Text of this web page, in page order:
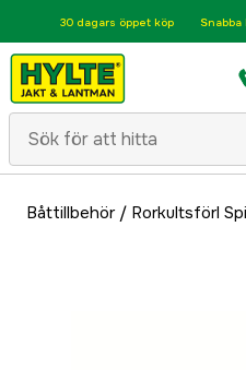
30 dagars öppet köp
Båttillbehör/ Rorkultsförl